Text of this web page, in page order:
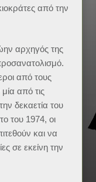
από την
αρχηγός της
από τους
από τις
δεκαετία του
του 1974, οι
και να
σε εκείνη την